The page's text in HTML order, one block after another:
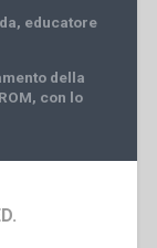
educatore
della
con lo